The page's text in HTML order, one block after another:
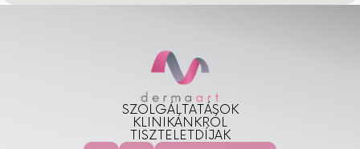
SZOLGÁLTATÁSOK
KLINIKÁNKRÓL
TISZTELETDÍJAK